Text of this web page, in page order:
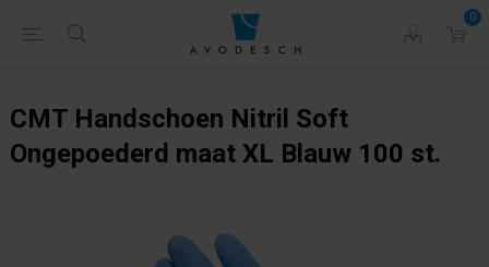
0
CMT Handschoen Nitril Soft
Ongepoederd maat XL Blauw 100 st.